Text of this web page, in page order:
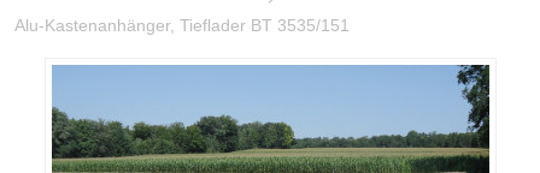
Alu-Kastenanhänger, Tieflader BT 3535/151